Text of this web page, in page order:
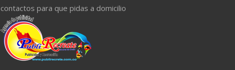
contactos para que pidas a domicilio